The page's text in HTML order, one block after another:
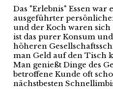
Das "Erlebnis" Essen war
ausgeführter
und der Koch waren sich
ist das purer Konsum
höheren
man Geld auf den Tisch
Man genießt Dinge des
betroffene Kunde oft
nächstbesten